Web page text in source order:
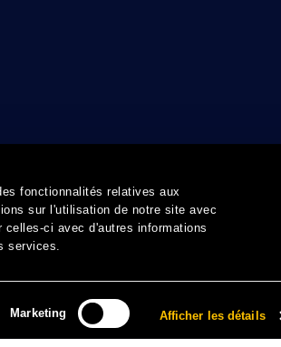
fonctionnalités relatives aux
sur l'utilisation de notre site avec
ci avec d'autres informations
services.
Marketing Afficher les détails